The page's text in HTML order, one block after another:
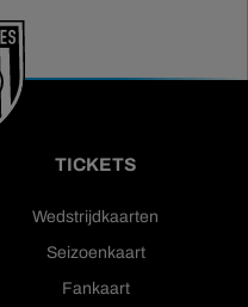
TICKETS
Wedstrijdkaarten
Seizoenkaart
Fankaart